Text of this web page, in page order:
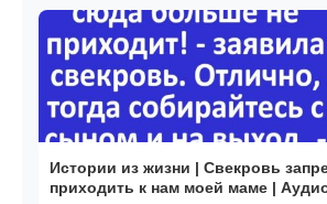
Истории из жизни | Свекровь
приходить к нам моей маме |